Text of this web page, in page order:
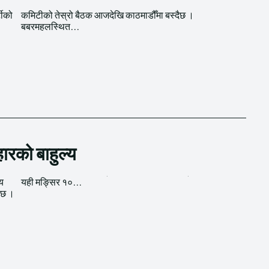
।
बबरमहलस्थित...
बाहुल्य
।
यही मङ्सिर १०...